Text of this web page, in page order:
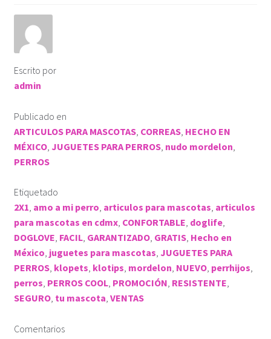
ROPA KLÓ
PLAYERA TIPO POLO
IMPERMEABLE
KLÓTIPS
Escrito por
admin
Publicado en
ARTICULOS PARA MASCOTAS, CORREAS, HECHO EN
MÉXICO, JUGUETES PARA PERROS, nudo mordelon
PERROS
Etiquetado
2X1, amo a mi perro, articulos para mascotas, articulos
para mascotas en cdmx, CONFORTABLE, doglife,
DOGLOVE, FACIL, GARANTIZADO, GRATIS, Hecho en
México, juguetes para mascotas, JUGUETES PARA
PERROS, klopets, klotips, mordelon, NUEVO, perrhijos,
perros, PERROS COOL, PROMOCIÓN, RESISTENTE,
SEGURO, tu mascota, VENTAS
Comentarios